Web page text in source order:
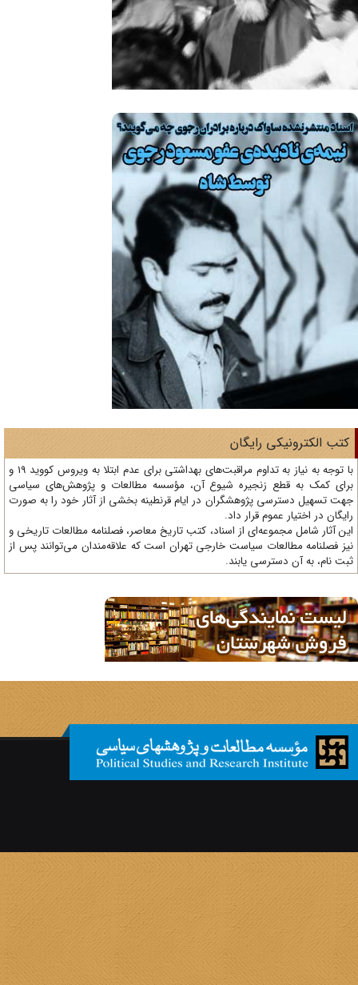
الکترونیکی رایگان
با توجه به نیاز به تداوم مراقبت‌های بهداشتی برای عدم ابتلا به ویروس کووید 19 و
کمک به قطع زنجیره شیوع آن، مؤسسه مطالعات و پژوهش‌های سیاسی
تسهیل دسترسی پژوهشگران در ایام قرنطینه بخشی از آثار خود را به صورت
در اختیار عموم قرار داد.
آثار شامل مجموعه‌ای از اسناد، کتب تاریخ معاصر، فصلنامه‌ مطالعات تاریخی و
فصلنامه مطالعات سیاست خارجی تهران است که علاقه‌مندان می‌توانند پس از
نام، به آن دسترسی یابند.